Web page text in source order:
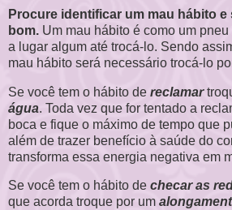
Procure identificar um mau hábito
bom. Um mau hábito é como um
a lugar algum até trocá-lo. Sendo
mau hábito será necessário trocá-lo
Se você tem o hábito de reclamar
água. Toda vez que for tentado a
boca e fique o máximo de tempo que
além de trazer benefício à saúde do
transforma essa energia negativa em
Se você tem o hábito de checar as
que acorda troque por um